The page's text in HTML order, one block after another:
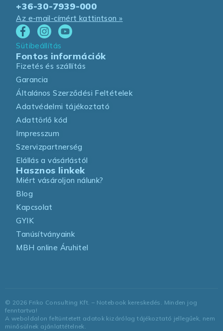
+36-30-7939-000
Az e-mail-címért kattintson »
Sütibeállítás
Fontos információk
Fizetés és szállítás
Garancia
Általános Szerződési Feltételek
Adatvédelmi tájékoztató
Adattörlő kód
Impresszum
Szervizpartnerség
Elállás a vásárlástól
Hasznos linkek
Miért vásároljon nálunk?
Blog
Kapcsolat
GYIK
Tanúsítványaink
MBH online Áruhitel
© 2026 Friko Consulting Kft. – Notebook kereskedés. Minden jog
fenntartva!
A weboldalon feltüntetett adatok kizárólag tájékoztató jellegűek, nem
minősülnek ajánlattételnek.